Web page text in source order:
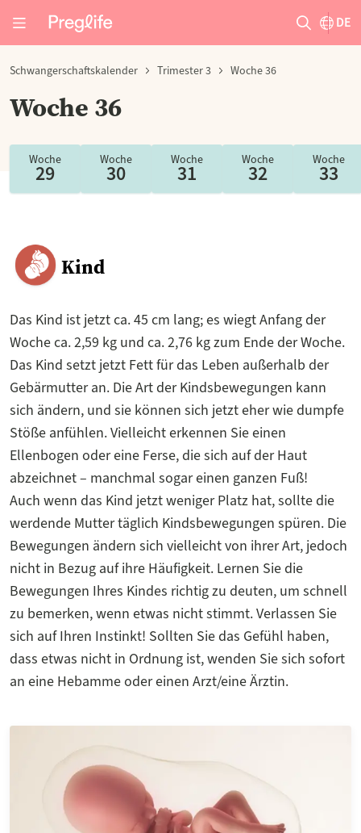
DE
Schwangerschaftskalender Trimester 3 Woche 36
Woche 36
Woche
29
Woche
30
Woche
31
Woche
32
Woche
33
Kind
Das Kind ist jetzt ca. 45 cm lang; es wiegt Anfang der
Woche ca. 2,59 kg und ca. 2,76 kg zum Ende der Woche.
Das Kind setzt jetzt Fett für das Leben außerhalb der
Gebärmutter an. Die Art der Kindsbewegungen kann
sich ändern, und sie können sich jetzt eher wie dumpfe
Stöße anfühlen. Vielleicht erkennen Sie einen
Ellenbogen oder eine Ferse, die sich auf der Haut
abzeichnet – manchmal sogar einen ganzen Fuß!
Auch wenn das Kind jetzt weniger Platz hat, sollte die
werdende Mutter täglich Kindsbewegungen spüren. Die
Bewegungen ändern sich vielleicht von ihrer Art, jedoch
nicht in Bezug auf ihre Häufigkeit. Lernen Sie die
Bewegungen Ihres Kindes richtig zu deuten, um schnell
zu bemerken, wenn etwas nicht stimmt. Verlassen Sie
sich auf Ihren Instinkt! Sollten Sie das Gefühl haben,
dass etwas nicht in Ordnung ist, wenden Sie sich sofort
an eine Hebamme oder einen Arzt/eine Ärztin.